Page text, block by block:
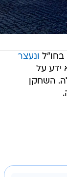
בחו"ל ונעצר
ידע על
השחקן